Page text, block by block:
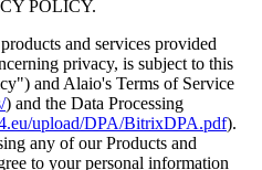
POLICY.
and services provided
privacy, is subject to this
and Alaio's Terms of Service
) and the Data Processing
upload/DPA/BitrixDPA.pdf).
any of our Products and
to your personal information